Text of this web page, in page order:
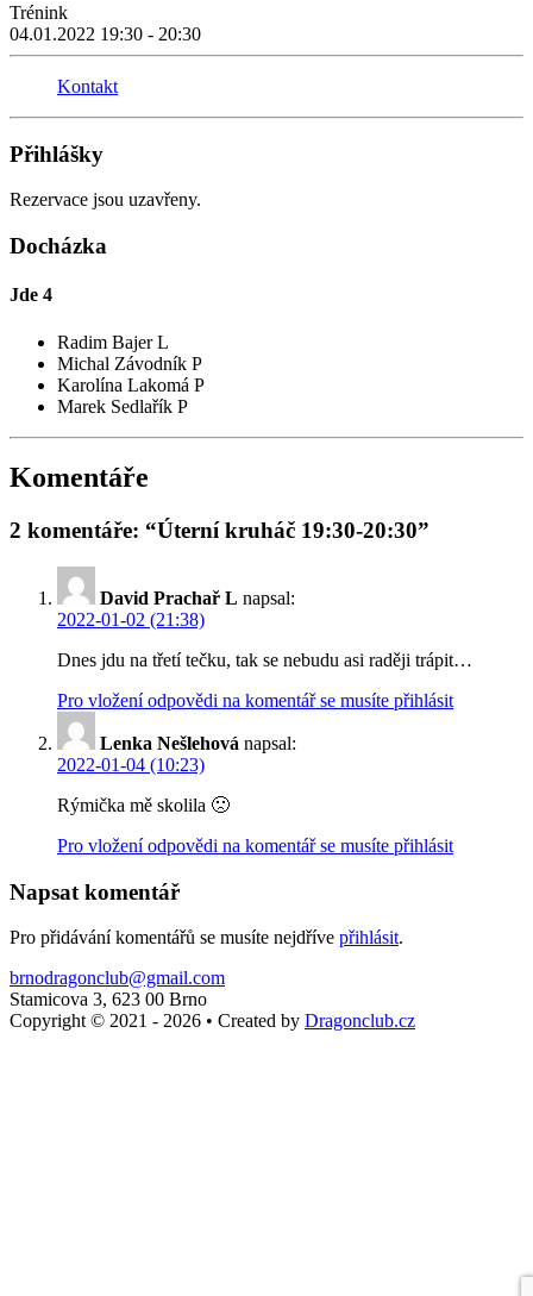
Trénink
04.01.2022 19:30 - 20:30
Kontakt
Přihlášky
Rezervace jsou uzavřeny.
Docházka
Jde 4
Radim Bajer L
Michal Závodník P
Karolína Lakomá P
Marek Sedlařík P
Komentáře
2 komentáře: “Úterní kruháč 19:30-20:30”
David Prachař L napsal:
2022-01-02 (21:38)
Dnes jdu na třetí tečku, tak se nebudu asi raději trápit…
Pro vložení odpovědi na komentář se musíte přihlásit
Lenka Nešlehová napsal:
2022-01-04 (10:23)
Rýmička mě skolila 🙁
Pro vložení odpovědi na komentář se musíte přihlásit
Napsat komentář
Pro přidávání komentářů se musíte nejdříve přihlásit.
brnodragonclub@gmail.com
Stamicova 3, 623 00 Brno
Copyright © 2021 - 2026 • Created by Dragonclub.cz